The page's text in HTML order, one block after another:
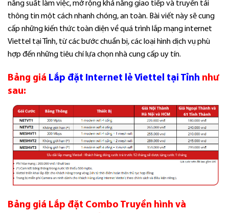
năng suất làm việc, mở rộng khả năng giao tiếp và truyền tải
thông tin một cách nhanh chóng, an toàn. Bài viết này sẽ cung
cấp những kiến thức toàn diện về quá trình lắp mạng internet
Viettel tại Tỉnh, từ các bước chuẩn bị, các loại hình dịch vụ phù
hợp đến những tiêu chí lựa chọn nhà cung cấp uy tín.
Bảng giá Lắp đặt Internet lẻ Viettel tại Tỉnh như
sau:
Bảng giá Lắp đặt Combo Truyền hình và